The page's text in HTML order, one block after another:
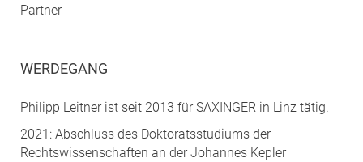
Partner
WERDEGANG
Philipp Leitner ist seit 2013 für SAXINGER in Linz tätig.
2021: Abschluss des Doktoratsstudiums der
Rechtswissenschaften an der Johannes Kepler